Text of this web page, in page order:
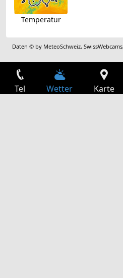
Temperatur
Daten © by MeteoSchweiz,SwissWebcams
Tel Wetter Karte